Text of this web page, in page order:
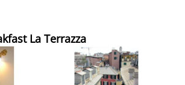
La Terrazza